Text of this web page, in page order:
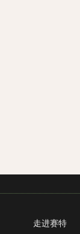
走进赛特